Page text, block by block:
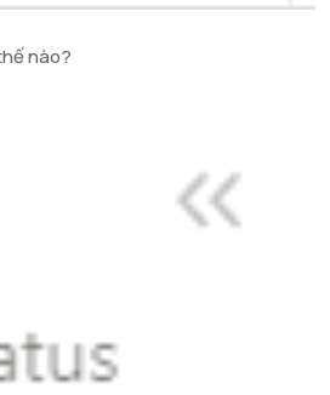
nào?